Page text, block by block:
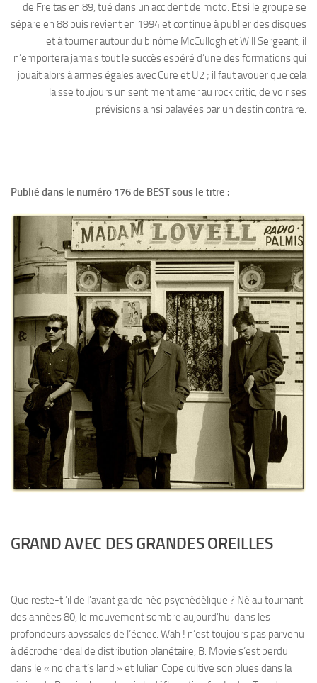
de Freitas en 89, tué dans un accident de moto. Et si le groupe se
sépare en 88 puis revient en 1994 et continue à publier des disques
et à tourner autour du binôme McCullogh et Will Sergeant, il
n’emportera jamais tout le succès espéré d’une des formations qui
jouait alors à armes égales avec Cure et U2 ; il faut avouer que cela
laisse toujours un sentiment amer au rock critic, de voir ses
prévisions ainsi balayées par un destin contraire.
Publié dans le numéro 176 de BEST sous le titre :
GRAND AVEC DES GRANDES OREILLES
Que reste-t ’il de l’avant garde néo psychédélique ? Né au tournant
des années 80, le mouvement sombre aujourd’hui dans les
profondeurs abyssales de l’échec. Wah ! n’est toujours pas parvenu
à décrocher deal de distribution planétaire, B. Movie s’est perdu
dans le « no chart’s land » et Julian Cope cultive son blues dans la